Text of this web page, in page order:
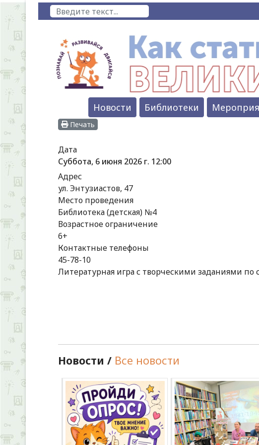
Поиск
Новости Библиотеки
Печать
Дата
Суббота, 6 июня 2026 г. 12:00
Адрес
ул. Энтузиастов, 47
Место проведения
Библиотека (детская) №4
Возрастное ограничение
6+
Контактные телефоны
45-78-10
Литературная игра с творческими заданиями по
Новости / Все новости